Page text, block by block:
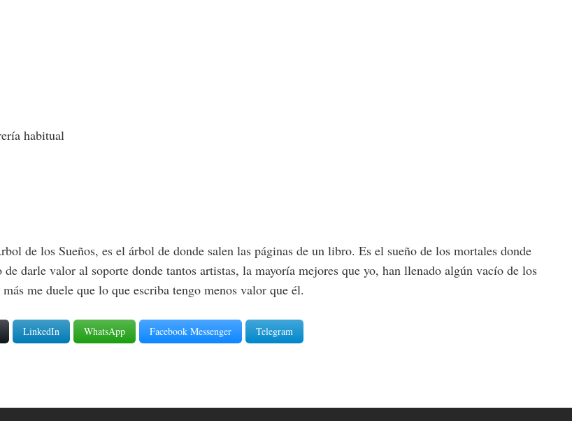
habitual
de los Sueños, es el árbol de donde salen las páginas de un libro. Es el sueño de los mortales donde
darle valor al soporte donde tantos artistas, la mayoría mejores que yo, han llenado algún vacío de los
me duele que lo que escriba tengo menos valor que él.
LinkedIn WhatsApp Facebook Messenger Telegram